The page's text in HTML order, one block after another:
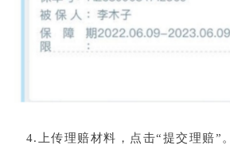
4.上传理赔材料，点击“提交理赔”。